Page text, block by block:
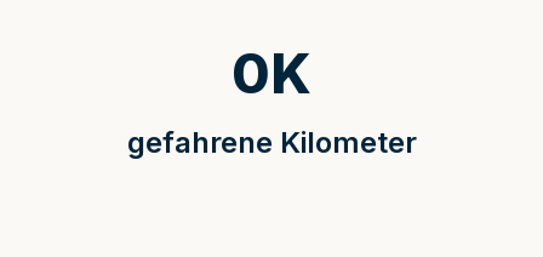
gefahrene Kilometer
0K